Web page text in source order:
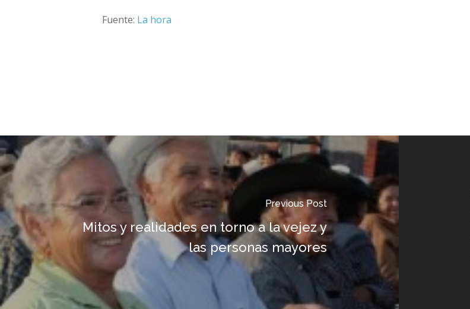
Fuente: La hora
Previous Post
Mitos y realidades en torno a la vejez y
las personas mayores